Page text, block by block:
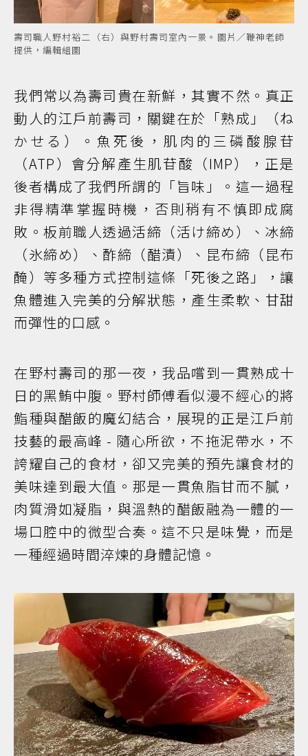
壽司職人野村裕二（右）與野村壽司室內一景。圖片／鞭神老師
提供，編輯組圖
我們常以為壽司貴在新鮮，其實不然。真正
動人的江戶前壽司，關鍵在於「熟成」（ね
かせる）。魚死後，肌肉的三磷酸腺苷
（ATP）會分解產生肌苷酸（IMP），正是
後者構成了我們所謂的「旨味」。這一過程
非得精準掌握時機，否則稍有不慎即成腐
敗。板前職人透過活締（活け締め）、冰締
（氷締め）、酢締（醋漬）、昆布締（昆布
醃）等多種方式控制這條「死後之路」，讓
魚體進入完美的分解狀態，產生柔軟、甘甜
而彈性的口感。
在野村壽司的那一夜，我品嚐到一貫熟成十
日的黑鮪中腹。野村師傅看似漫不經心的將
鮨種與醋飯的魔幻結合，展現的正是江戶前
技藝的最高峰 - 隨心所欲，不拖泥帶水，不
誇耀自己的食材，卻又完美的預先讓食材的
美味達到最大值。那是一貫魚脂甘而不膩，
肉質滑如凝脂，與溫熱的醋飯融為一體的一
場口腔中的微型合奏。這不只是味覺，而是
一種經過時間淬煉的身體記憶。